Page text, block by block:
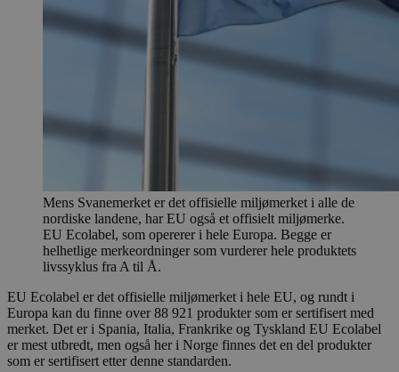
Mens Svanemerket er det offisielle miljømerket i alle de
nordiske landene, har EU også et offisielt miljømerke.
EU Ecolabel, som opererer i hele Europa. Begge er
helhetlige merkeordninger som vurderer hele produktets
livssyklus fra A til Å.
EU Ecolabel er det offisielle miljømerket i hele EU, og rundt i
Europa kan du finne over 88 921 produkter som er sertifisert med
merket. Det er i Spania, Italia, Frankrike og Tyskland EU Ecolabel
er mest utbredt, men også her i Norge finnes det en del produkter
som er sertifisert etter denne standarden.